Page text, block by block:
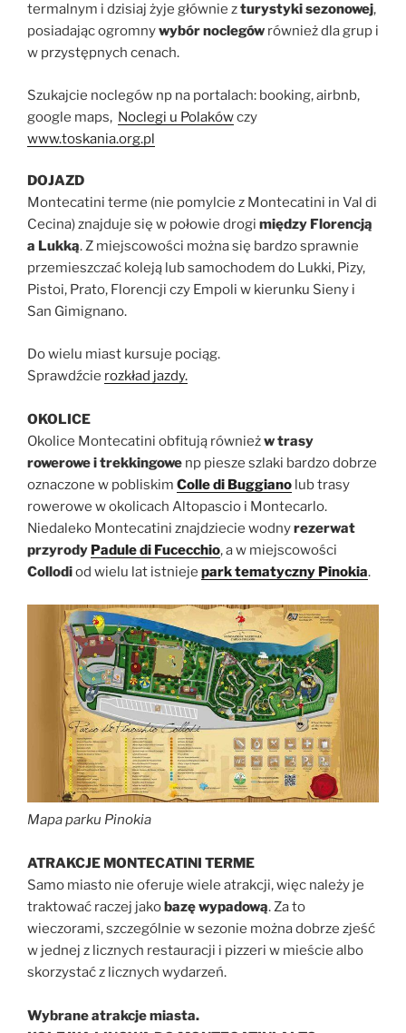
termalnym i dzisiaj żyje głównie zturystyki sezonowej,
posiadając ogromnywybór noclegów również dla grup i
w przystępnych cenach.
Szukajcie noclegów np na portalach: booking, airbnb,
google maps, Noclegi u Polakówczy
www.toskania.org.pl
DOJAZD
Montecatini terme (nie pomylcie z Montecatini in Val di
Cecina) znajduje się w połowie drogi między Florencją
a Lukką. Z miejscowości można się bardzo sprawnie
przemieszczać koleją lub samochodem do Lukki, Pizy,
Pistoi, Prato, Florencji czy Empoli w kierunku Sieny i
San Gimignano.
Do wielu miast kursuje pociąg.
Sprawdźcie rozkład jazdy.
OKOLICE
Okolice Montecatini obfitują równieżw trasy
rowerowe i trekkingowe np piesze szlaki bardzo dobrze
oznaczone w pobliskim Colle di Buggiano lub trasy
rowerowe w okolicach Altopascio i Montecarlo.
Niedaleko Montecatini znajdziecie wodnyrezerwat
przyrody Padule di Fucecchio, a w miejscowości
Collodiod wielu lat istnieje park tematyczny Pinokia.
Mapa parku Pinokia
ATRAKCJE MONTECATINI TERME
Samo miasto nie oferuje wiele atrakcji, więc należy je
traktować raczej jakobazę wypadową. Za to
wieczorami, szczególnie w sezonie można dobrze zjeść
w jednej z licznych restauracji i pizzeri w mieście albo
skorzystać z licznych wydarzeń.
Wybrane atrakcje miasta.